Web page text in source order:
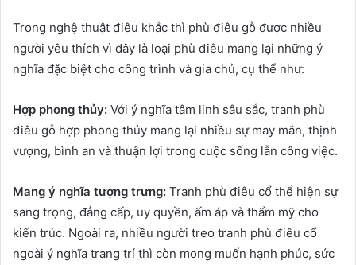
Trong nghệ thuật điêu khắc thì phù điêu gỗ được nhiều
người yêu thích vì đây là loại phù điêu mang lại những ý
nghĩa đặc biệt cho công trình và gia chủ, cụ thể như:
Hợp phong thủy: Với ý nghĩa tâm linh sâu sắc, tranh phù
điêu gỗ hợp phong thủy mang lại nhiều sự may mắn, thịnh
vượng, bình an và thuận lợi trong cuộc sống lẫn công việc.
Mang ý nghĩa tượng trưng: Tranh phù điêu cổ thể hiện sự
sang trọng, đẳng cấp, uy quyền, ấm áp và thẩm mỹ cho
kiến trúc. Ngoài ra, nhiều người treo tranh phù điêu cổ
ngoài ý nghĩa trang trí thì còn mong muốn hạnh phúc, sức